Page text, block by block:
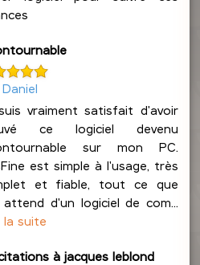
Daniel
vraiment satisfait d'avoir
ce logiciel devenu
sur mon PC.
est simple à l'usage, très
et fiable, tout ce que
attend d'un logiciel de com...
la suite
à jacques leblond